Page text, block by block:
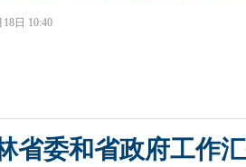
18日 10:40
省委和省政府工作